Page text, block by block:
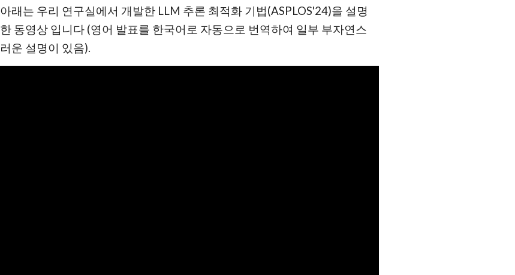
아래는 우리 연구실에서 개발한 LLM 추론 최적화 기법(ASPLOS'24)을 설명
한 동영상 입니다 (영어 발표를 한국어로 자동으로 번역하여 일부 부자연스
러운 설명이 있음).